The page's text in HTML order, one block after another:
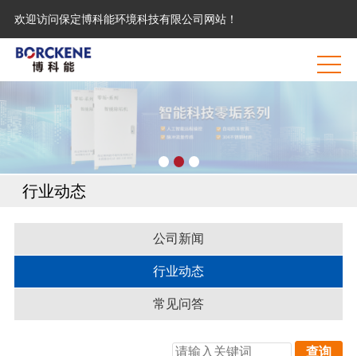
欢迎访问保定博科能环境科技有限公司网站！
网站首页
新闻中心
案例展示
人力资源
联系我们
行业动态
公司新闻
行业动态
常见问答